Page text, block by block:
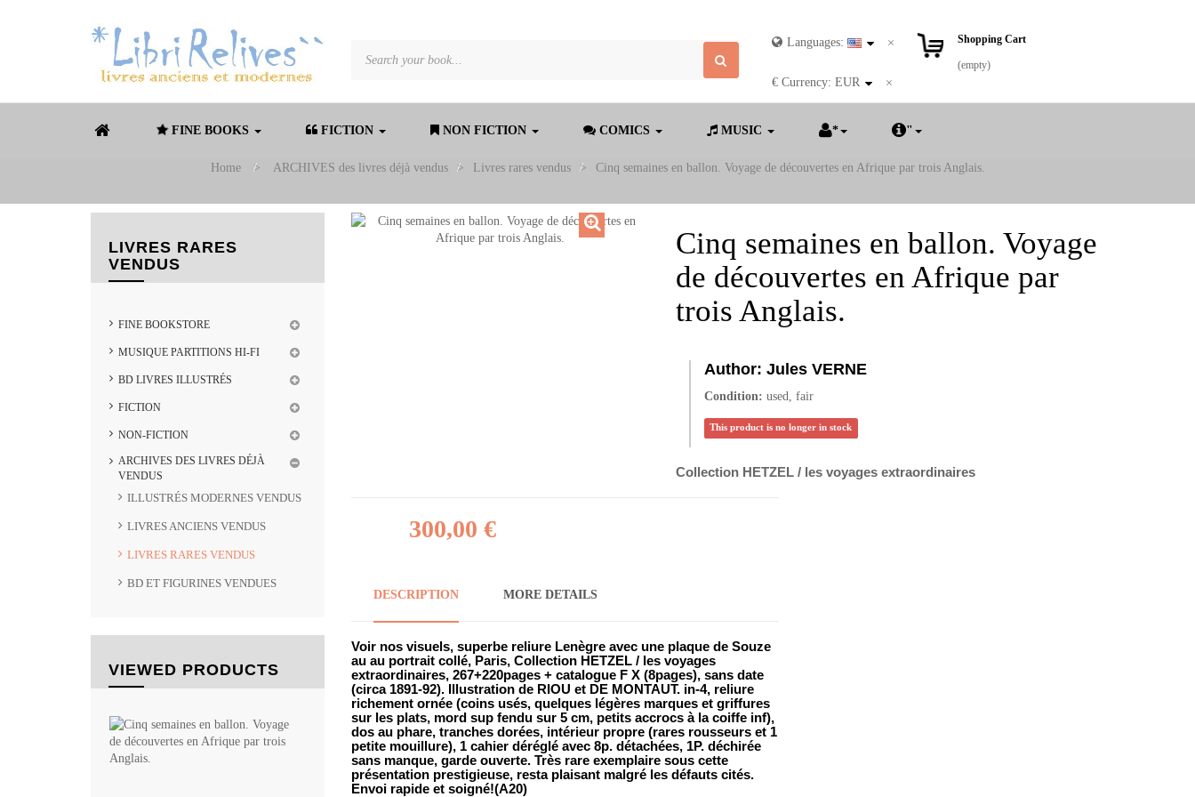
Languages:
€ Currency: EUR
Shopping Cart
(empty)
FINE BOOKS FICTION NON FICTION COMICS MUSIC * "
Home > ARCHIVES des livres déjà vendus > Livres rares vendus > Cinq semaines en ballon. Voyage de découvertes en Afrique par trois Anglais.
LIVRES RARES
VENDUS
FINE BOOKSTORE
MUSIQUE PARTITIONS HI-FI
BD LIVRES ILLUSTRÉS
FICTION
NON-FICTION
ARCHIVES DES LIVRES DÉJÀ
VENDUS
ILLUSTRÉS MODERNES VENDUS
LIVRES ANCIENS VENDUS
LIVRES RARES VENDUS
BD ET FIGURINES VENDUES
VIEWED PRODUCTS
semaines
Collection
HETZEL
Cinq semaines en ballon. Voyage
de découvertes en Afrique par
trois Anglais.
Author: Jules VERNE
Condition: used, fair
This product is no longer in stock
Collection HETZEL / les voyages extraordinaires
300,00 €
DESCRIPTION MORE DETAILS
Voir nos visuels, superbe reliure Lenègre avec une plaque de Souze
au au portrait collé, Paris, Collection HETZEL / les voyages
extraordinaires, 267+220pages + catalogue F X (8pages), sans date
(circa 1891-92). Illustration de RIOU et DE MONTAUT. in-4, reliure
richement ornée (coins usés, quelques légères marques et griffures
sur les plats, mord sup fendu sur 5 cm, petits accrocs à la coiffe inf),
dos au phare, tranches dorées, intérieur propre (rares rousseurs et 1
petite mouillure), 1 cahier déréglé avec 8p. détachées, 1P. déchirée
sans manque, garde ouverte. Très rare exemplaire sous cette
présentation prestigieuse, resta plaisant malgré les défauts cités.
Envoi rapide et soigné!(A20)